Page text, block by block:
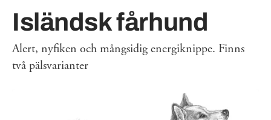
Isländsk fårhund
Alert, nyfiken och mångsidig energiknippe. Finns
två pälsvarianter